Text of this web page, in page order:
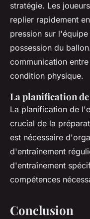
stratégie. Les
replier rapidement
pression sur
possession du
communication
condition physique.
La planification
La planification de
crucial de la
est nécessaire
d'entraînement
d'entraînement
compétences
Conclusion